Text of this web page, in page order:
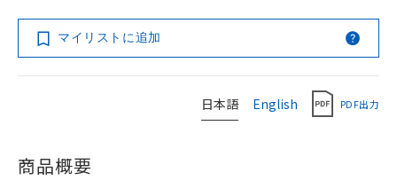
マイリストに追加
日本語 English PDF出力
商品概要